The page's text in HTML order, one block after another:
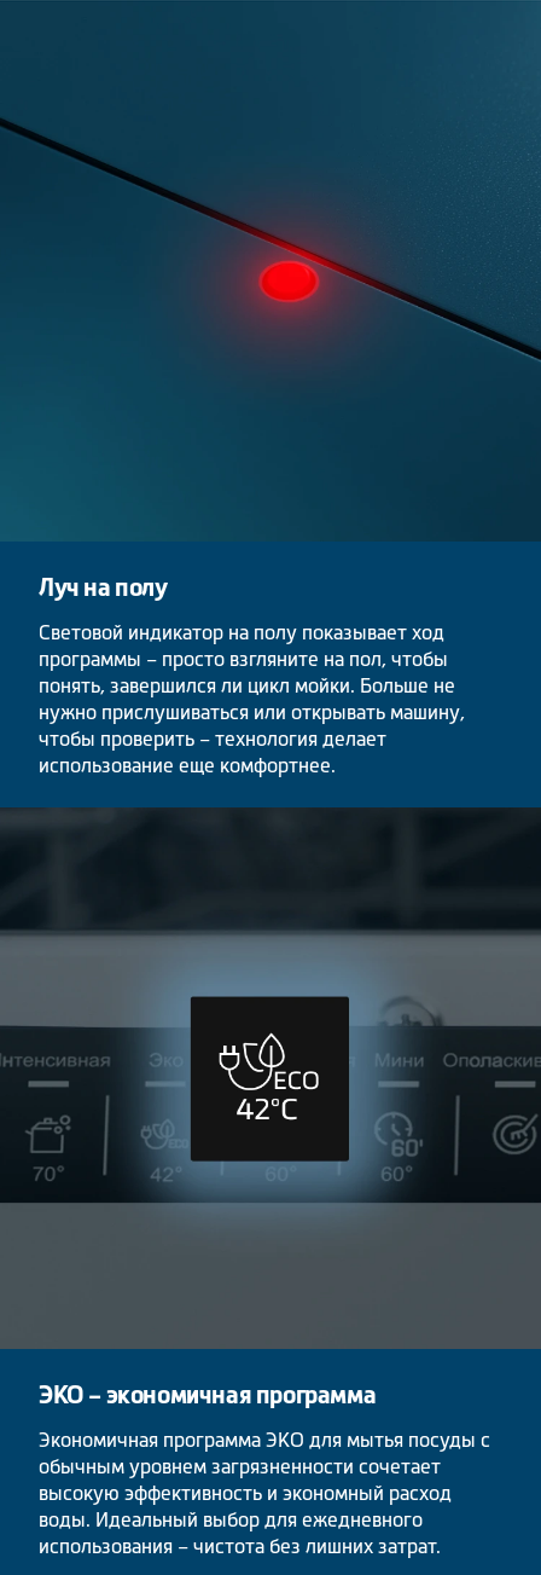
Луч на полу
Световой индикатор на полу показывает ход
программы – просто взгляните на пол, чтобы
понять, завершился ли цикл мойки. Больше не
нужно прислушиваться или открывать машину,
чтобы проверить – технология делает
использование еще комфортнее.
ЭКО – экономичная программа
Экономичная программа ЭКО для мытья посуды с
обычным уровнем загрязненности сочетает
высокую эффективность и экономный расход
воды. Идеальный выбор для ежедневного
использования – чистота без лишних затрат.